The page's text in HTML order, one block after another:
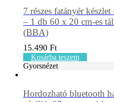
7 részes fatányér
– 1 db 60 x 20 cm-es
(BBA)
15.490 Ft
Kosárba teszem
Gyorsnézet
Hordozható bluetooth